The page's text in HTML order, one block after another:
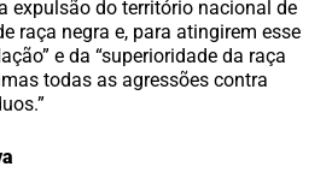
expulsão do território nacional de
raça negra e, para atingirem esse
e da “superioridade da raça
todas as agressões contra